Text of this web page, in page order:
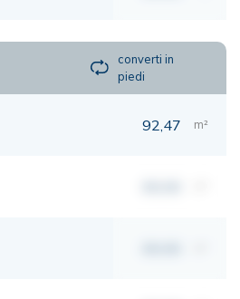
converti in
piedi
92,47 m²